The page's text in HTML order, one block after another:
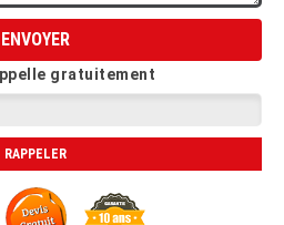
gratuitement